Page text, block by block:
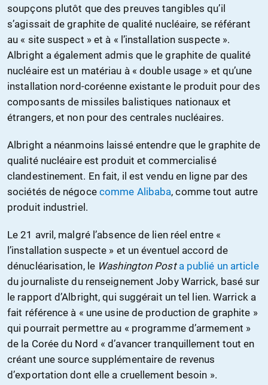
soupçons plutôt que des preuves tangibles qu’il
s’agissait de graphite de qualité nucléaire, se référant
au « site suspect » et à « l’installation suspecte ».
Albright a également admis que le graphite de qualité
nucléaire est un matériau à « double usage » et qu’une
installation nord-coréenne existante le produit pour des
composants de missiles balistiques nationaux et
étrangers, et non pour des centrales nucléaires.
Albright a néanmoins laissé entendre que le graphite de
qualité nucléaire est produit et commercialisé
clandestinement. En fait, il est vendu en ligne par des
sociétés de négoce comme Alibaba, comme tout autre
produit industriel.
Le 21 avril, malgré l’absence de lien réel entre «
l’installation suspecte » et un éventuel accord de
dénucléarisation, le Washington Post a publié un article
du journaliste du renseignement Joby Warrick, basé sur
le rapport d’Albright, qui suggérait un tel lien. Warrick a
fait référence à « une usine de production de graphite »
qui pourrait permettre au « programme d’armement »
de la Corée du Nord « d’avancer tranquillement tout en
créant une source supplémentaire de revenus
d’exportation dont elle a cruellement besoin ».